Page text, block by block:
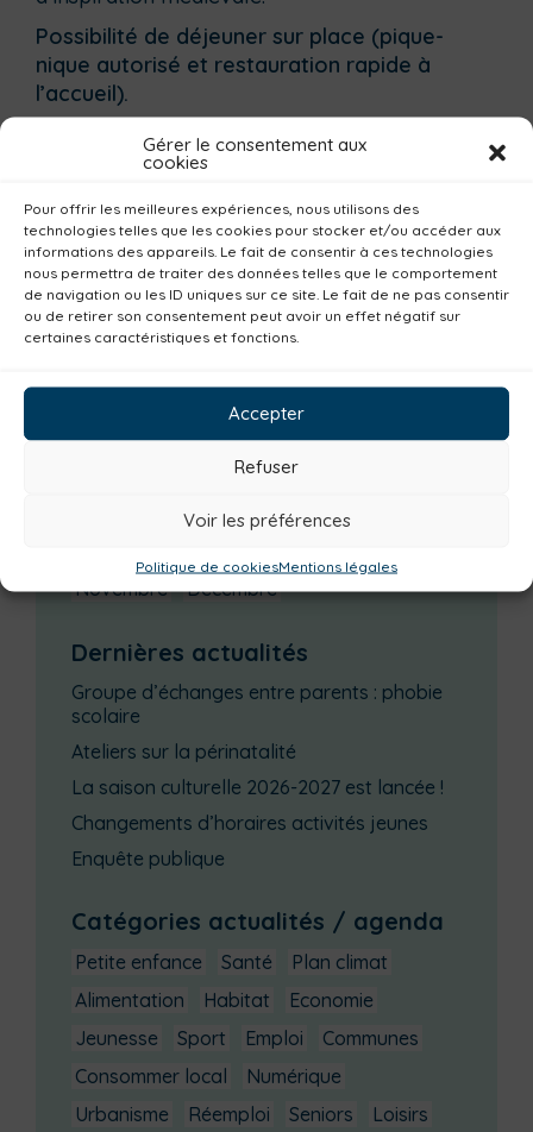
Gérer le consentement aux
cookies
Pour offrir les meilleures expériences, nous utilisons des
technologies telles que les cookies pour stocker et/ou accéder aux
informations des appareils. Le fait de consentir à ces technologies
nous permettra de traiter des données telles que le comportement
de navigation ou les ID uniques sur ce site. Le fait de ne pas consentir
ou de retirer son consentement peut avoir un effet négatif sur
certaines caractéristiques et fonctions.
Accepter
Refuser
Voir les préférences
Politique de cookiesMentions légales
Possibilité de déjeuner sur place (pique-
nique autorisé et restauration rapide à
l’accueil).
Crédit photo: @Armutan Simon Garnier Ville
de Megève
Partager cette page :
Facebook
Twitter
LinkedIn
Imprimer la page
Février Mars Avril
Novembre
Décembre
Dernières actualités
Groupe d’échanges entre parents : phobie
scolaire
Ateliers sur la périnatalité
La saison culturelle 2026-2027 est lancée !
Changements d’horaires activités jeunes
Enquête publique
Catégories actualités / agenda
Petite enfance Santé
Plan climat
Alimentation
Habitat
Economie
Jeunesse
Sport Emploi
Communes
Consommer local
Numérique
Urbanisme
Réemploi Seniors
Loisirs